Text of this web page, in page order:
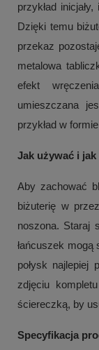
przykład
Dzięki temu
przekaz
metalowa
efekt
umieszczana
przykład w
Jak używać i jak
Aby zachować
biżuterię w
noszona. Staraj
łańcuszek
połysk najlepiej
zdjęciu
ściereczką, by
Specyfikacja